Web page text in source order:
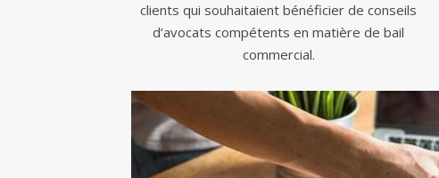
clients qui souhaitaient bénéficier de conseils
d’avocats compétents en matière de bail
commercial.